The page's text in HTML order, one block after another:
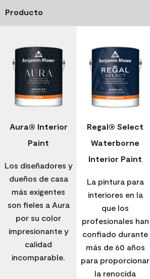
Producto
Aura® Interior
Paint
Los diseñadores y
dueños de casa
más exigentes
son fieles a Aura
por su color
impresionante y
calidad
incomparable.
Regal® Select
Waterborne
Interior Paint
La pintura para
interiores en la
que los
profesionales han
confiado durante
más de 60 años
para proporcionar
la renocida